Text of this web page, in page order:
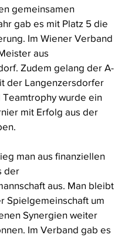
gemeinsamen
gab es mit Platz 5 die
Im Wiener Verband
aus
Zudem gelang der A-
der Langenzersdorfer
Teamtrophy wurde ein
mit Erfolg aus der
man aus finanziellen
der
aus. Man bleibt
Spielgemeinschaft um
Synergien weiter
Im Verband gab es